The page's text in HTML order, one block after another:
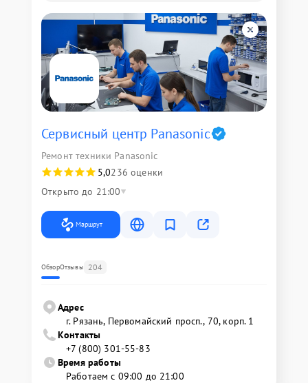
Сервисный центр Panasonic
Ремонт техники Panasonic
5,0236 оценки
Открыто до 21:00
Маршрут
ОбзорОтзывы 204
Адрес
г. Рязань, Первомайский просп., 70, корп. 1
Контакты
+7 (800) 301-55-83
Время работы
Работаем с 09:00 до 21:00